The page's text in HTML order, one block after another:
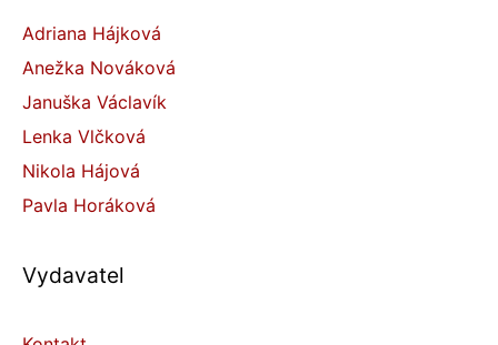
Adriana Hájková
Anežka Nováková
Januška Václavík
Lenka Vlčková
Nikola Hájová
Pavla Horáková
Vydavatel